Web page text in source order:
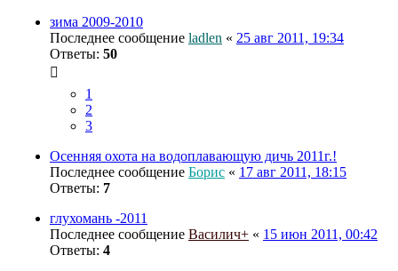
зима 2009-2010
Последнее сообщение ladlen « 25 авг 2011, 19:34
Ответы: 50
1
2
3
Осенняя охота на водоплавающую дичь 2011г.!
Последнее сообщение Борис « 17 авг 2011, 18:15
Ответы: 7
глухомань -2011
Последнее сообщение Василич+ « 15 июн 2011, 00:42
Ответы: 4